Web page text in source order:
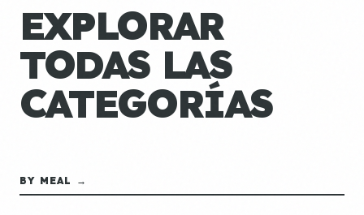
EXPLORAR
TODAS LAS
CATEGORÍAS
BY MEAL →